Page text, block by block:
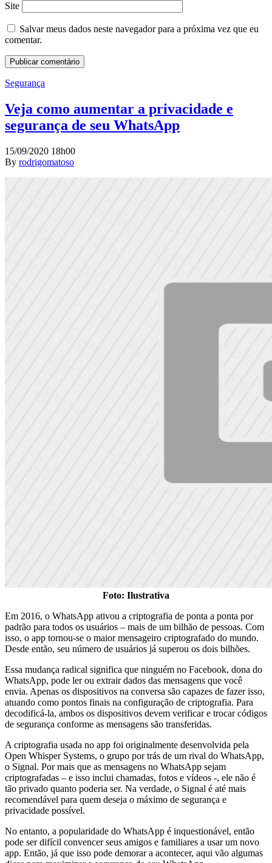
Site
Salvar meus dados neste navegador para a próxima vez que eu
comentar.
Segurança
Veja como aumentar a privacidade e
segurança de seu WhatsApp
15/09/2020 18h00
By rodrigomatoso
Foto: Ilustrativa
Em 2016, o WhatsApp ativou a criptografia de ponta a ponta por
padrão para todos os usuários – mais de um bilhão de pessoas. Com
isso, o app tornou-se o maior mensageiro criptografado do mundo.
Desde então, seu número de usuários já superou os dois bilhões.
Essa mudança radical significa que ninguém no Facebook, dona do
WhatsApp, pode ler ou extrair dados das mensagens que você
envia. Apenas os dispositivos na conversa são capazes de fazer isso,
atuando como pontos finais na configuração de criptografia. Para
decodificá-la, ambos os dispositivos devem verificar e trocar códigos
de segurança conforme as mensagens são transferidas.
A criptografia usada no app foi originalmente desenvolvida pela
Open Whisper Systems, o grupo por trás de um rival do WhatsApp,
o Signal. Por mais que as mensagens no WhatsApp sejam
criptografadas – e isso inclui chamadas, fotos e vídeos -, ele não é
tão privado quanto poderia ser. Na verdade, o Signal é até mais
recomendável para quem deseja o máximo de segurança e
privacidade possível.
No entanto, a popularidade do WhatsApp é inquestionável, então
pode ser difícil convencer seus amigos e familiares a usar um novo
app. Então, já que isso pode demorar a acontecer, aqui vão algumas